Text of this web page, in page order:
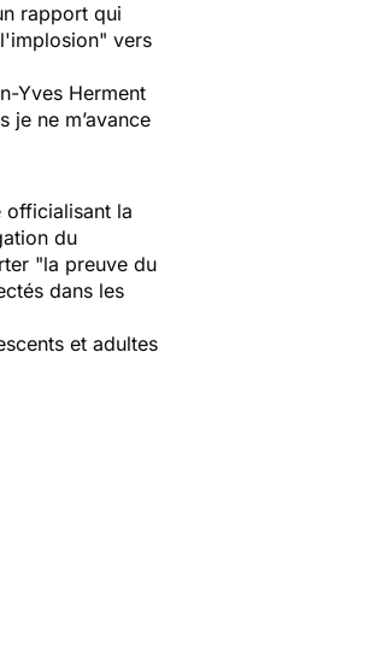
rapport qui
" vers
Yves Herment
je ne m’avance
officialisant la
du
"la preuve du
dans les
et adultes